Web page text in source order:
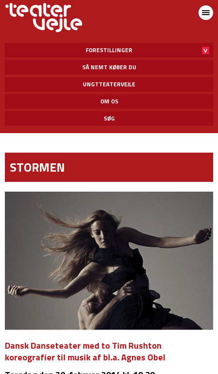
FORESTILLINGER
SÅ NEMT KØBER DU
UNGTTEATERVEJLE
OM OS
SØG
STORMEN
Dansk Danseteater med to Tim Rushton
koreografier til musik af bl.a. Agnes Obel